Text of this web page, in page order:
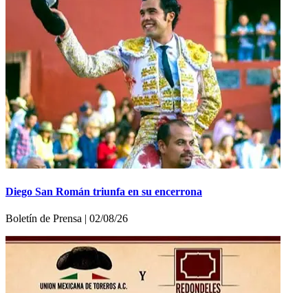
Diego San Román triunfa en su encerrona
Boletí­n de Prensa | 02/08/26